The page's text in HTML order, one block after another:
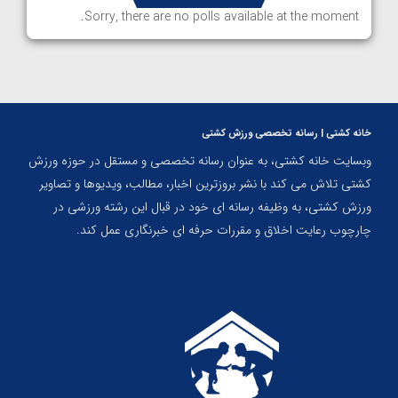
Sorry, there are no polls available at the moment.
خانه کشتی | رسانه تخصصی ورزش کشتی
وبسایت خانه کشتی، به عنوان رسانه تخصصی و مستقل در حوزه ورزش
کشتی تلاش می کند با نشر بروزترین اخبار، مطالب، ویدیوها و تصاویر
ورزش کشتی، به وظیفه رسانه ای خود در قبال این رشته ورزشی در
چارچوب رعایت اخلاق و مقررات حرفه ای خبرنگاری عمل کند.